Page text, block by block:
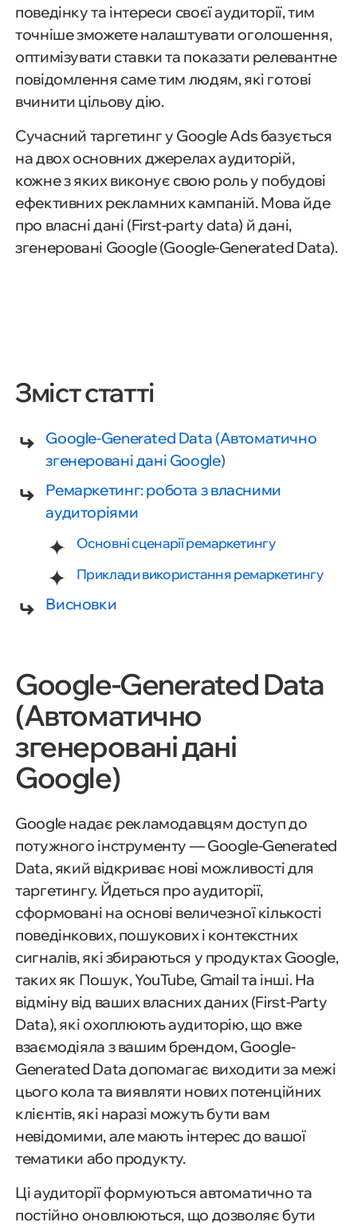
поведінку та інтереси своєї аудиторії, тим
точніше зможете налаштувати оголошення,
оптимізувати ставки та показати релевантне
повідомлення саме тим людям, які готові
вчинити цільову дію.
Сучасний таргетинг у Google Ads базується
на двох основних джерелах аудиторій,
кожне з яких виконує свою роль у побудові
ефективних рекламних кампаній. Мова йде
про власні дані (First-party data) й дані,
згенеровані Google (Google-Generated Data).
Зміст статті
Google-Generated Data (Автоматично
згенеровані дані Google)
Ремаркетинг: робота з власними
аудиторіями
Основні сценарії ремаркетингу
Приклади використання ремаркетингу
Висновки
Google-Generated Data
(Автоматично
згенеровані дані
Google)
Google надає рекламодавцям доступ до
потужного інструменту — Google-Generated
Data, який відкриває нові можливості для
таргетингу. Йдеться про аудиторії,
сформовані на основі величезної кількості
поведінкових, пошукових і контекстних
сигналів, які збираються у продуктах Google,
таких як Пошук, YouTube, Gmail та інші. На
відміну від ваших власних даних (First-Party
Data), які охоплюють аудиторію, що вже
взаємодіяла з вашим брендом, Google-
Generated Data допомагає виходити за межі
цього кола та виявляти нових потенційних
клієнтів, які наразі можуть бути вам
невідомими, але мають інтерес до вашої
тематики або продукту.
Ці аудиторії формуються автоматично та
постійно оновлюються, що дозволяє бути